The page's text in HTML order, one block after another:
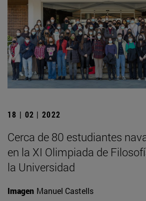
18 | 02 | 2022
Cerca de 80 estudiantes
en la XI Olimpiada de
la Universidad
Imagen Manuel Castells